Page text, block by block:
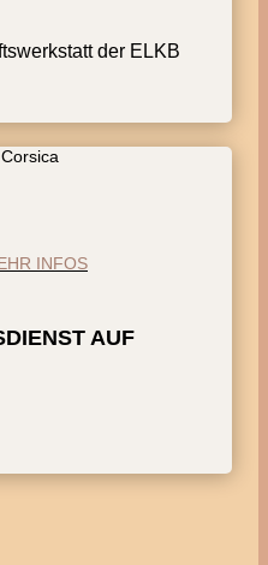
der ELKB
INFOS
AUF